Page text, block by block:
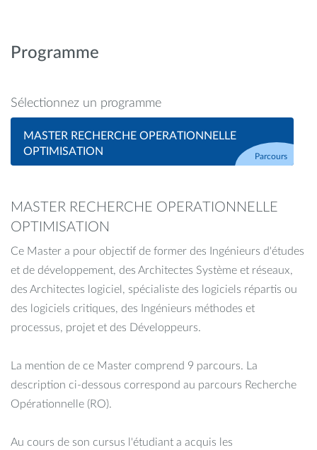
Programme
Sélectionnez un programme
MASTER RECHERCHE OPERATIONNELLE
OPTIMISATION
Parcours
MASTER RECHERCHE OPERATIONNELLE
OPTIMISATION
Ce Master a pour objectif de former des Ingénieurs d'études
et de développement, des Architectes Système et réseaux,
des Architectes logiciel, spécialiste des logiciels répartis ou
des logiciels critiques, des Ingénieurs méthodes et
processus, projet et des Développeurs.
La mention de ce Master comprend 9 parcours. La
description ci-dessous correspond au parcours Recherche
Opérationnelle (RO).
Au cours de son cursus l'étudiant a acquis les